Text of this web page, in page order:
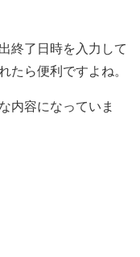
終了日時を入力して
たら便利ですよね。
内容になっていま